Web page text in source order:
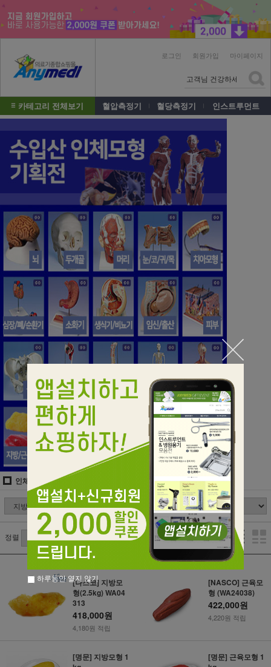
로그인 회원가입 마이페이지
카테고리 전체보기 혈압측정기 혈당측정기 인스트루먼트
인체모형/실습모형/CPR 지방모형/근육모형/질병모형
정렬
[나스코] 지방모
형(2.5kg) WA04
313
418,000원
4,180원 적립
[NASCO] 근육모
형 (WA24038)
422,000원
4,220원 적립
[명문] 지방모형 1
[명문] 근육모형 1
하루동안 열지 않기